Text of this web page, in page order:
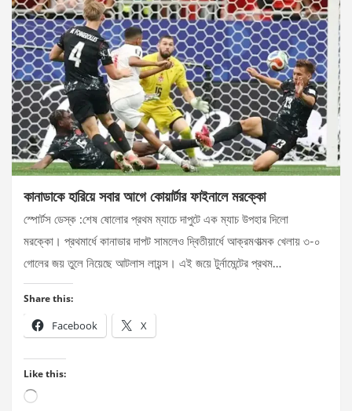
কানাডাকে হারিয়ে সবার আগে কোয়ার্টার ফাইনালে মরক্কো
স্পোর্টস ডেস্ক :শেষ ষোলোর প্রথম ম্যাচে দাপুটে এক ম্যাচ উপহার দিলো
মরক্কো। প্রথমার্ধে কানাডার দাপট সামলেও দ্বিতীয়ার্ধে আক্রমণাত্মক খেলায় ৩-০
গোলের জয় তুলে নিয়েছে আটলাস লায়ন্স। এই জয়ে টুর্নামেন্টের প্রথম…
Share this:
Facebook X
Like this:
Loading…